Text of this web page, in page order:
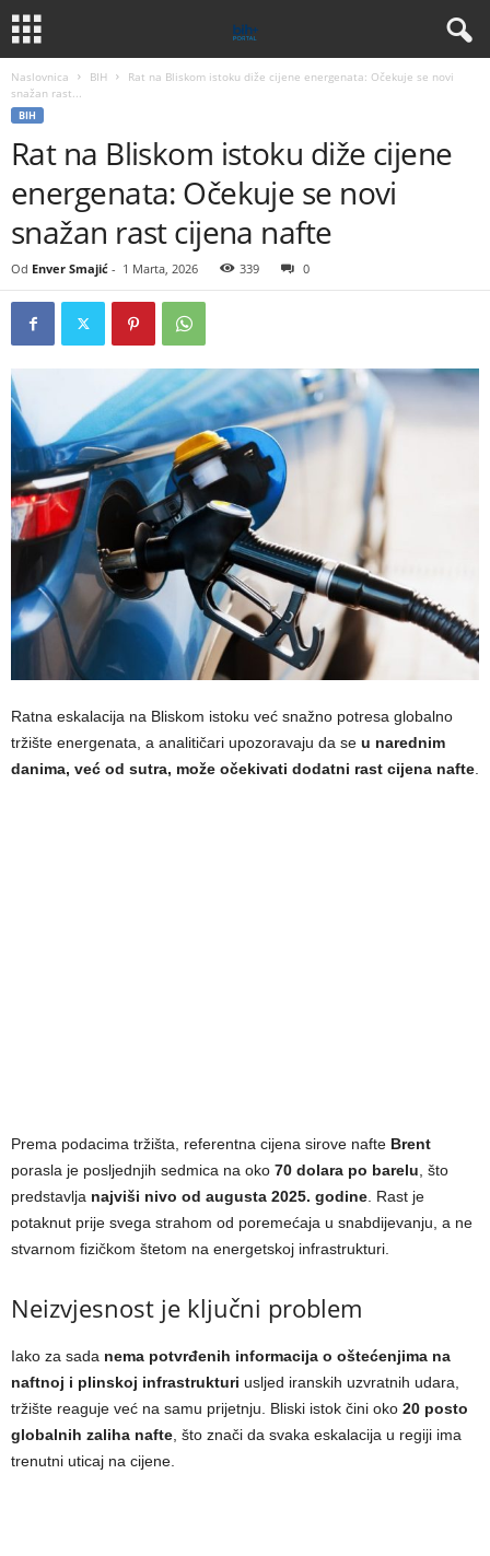
Naslovnica BIH
Rat na Bliskom istoku diže cijene energenata: Očekuje se novi
snažan rast...
BIH
Rat na Bliskom istoku diže cijene
energenata: Očekuje se novi
snažan rast cijena nafte
Od Enver Smajić - 1 Marta, 2026 339 0
Ratna eskalacija na Bliskom istoku već snažno potresa globalno
tržište energenata, a analitičari upozoravaju da se u narednim
danima, već od sutra, može očekivati dodatni rast cijena nafte
Prema podacima tržišta, referentna cijena sirove nafte Brent
porasla je posljednjih sedmica na oko 70 dolara po barelu , što
predstavlja najviši nivo od augusta 2025. godine . Rast je
potaknut prije svega strahom od poremećaja u snabdijevanju, a ne
stvarnom fizičkom štetom na energetskoj infrastrukturi.
Neizvjesnost je ključni problem
Iako za sada nema potvrđenih informacija o oštećenjima na
naftnoj i plinskoj infrastrukturi usljed iranskih uzvratnih udara,
tržište reaguje već na samu prijetnju. Bliski istok čini oko 20 posto
globalnih zaliha nafte , što znači da svaka eskalacija u regiji ima
trenutni uticaj na cijene.